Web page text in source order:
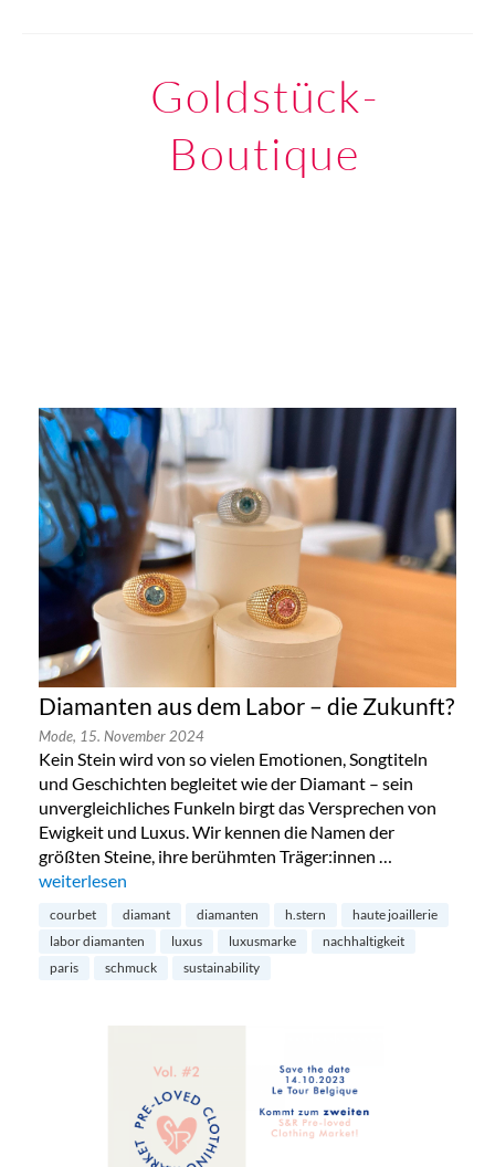
Goldstück-
Boutique
Diamanten aus dem Labor – die Zukunft?
Mode, 15. November 2024
Kein Stein wird von so vielen Emotionen, Songtiteln
und Geschichten begleitet wie der Diamant – sein
unvergleichliches Funkeln birgt das Versprechen von
Ewigkeit und Luxus. Wir kennen die Namen der
größten Steine, ihre berühmten Träger:innen …
„Diamanten aus dem Labor – die Zukunft?“
weiterlesen
courbet diamant diamanten h.stern
haute joaillerie
labor diamanten
luxus luxusmarke
nachhaltigkeit
paris
schmuck sustainability